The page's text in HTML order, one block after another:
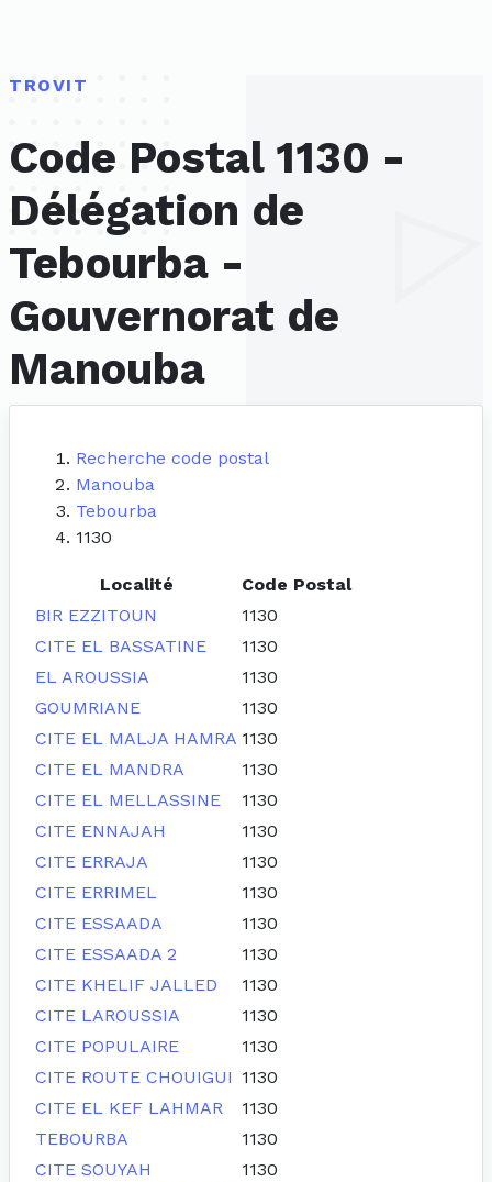
TROVIT
Code Postal 1130 -
Délégation de
Tebourba -
Gouvernorat de
Manouba
Recherche code postal
Manouba
Tebourba
1130
Localité
Code Postal
BIR EZZITOUN
1130
CITE EL BASSATINE
1130
EL AROUSSIA
1130
GOUMRIANE
1130
CITE EL MALJA HAMRA 1130
CITE EL MANDRA
1130
CITE EL MELLASSINE
1130
CITE ENNAJAH
1130
CITE ERRAJA
1130
CITE ERRIMEL
1130
CITE ESSAADA
1130
CITE ESSAADA 2
1130
CITE KHELIF JALLED
1130
CITE LAROUSSIA
1130
CITE POPULAIRE
1130
CITE ROUTE CHOUIGUI 1130
CITE EL KEF LAHMAR
1130
TEBOURBA
1130
CITE SOUYAH
1130